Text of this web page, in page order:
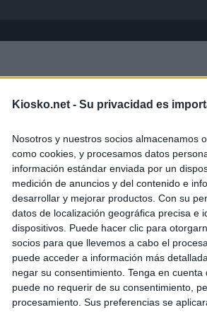
Kiosko.net - Su privacidad es
Nosotros y nuestros socios almacenamos
como cookies, y procesamos datos
información estándar enviada por un
medición de anuncios y del contenido e
desarrollar y mejorar productos. Con su
datos de localización geográfica precisa e
dispositivos. Puede hacer clic para
socios para que llevemos a cabo el
puede acceder a información más
negar su consentimiento. Tenga en
puede no requerir de su consentimiento,
procesamiento. Sus preferencias se
Últimas noticias
Italia rechaza el ultimátum del Gobierno y
España hasta el 15 de agosto: "No aceptamos
El Gobierno da un ultimátum a Italia: o levanta